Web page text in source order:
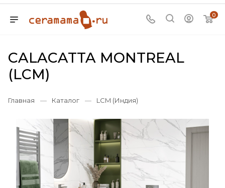
0
CALACATTA MONTREAL
(LCM)
Главная — Каталог — LCM (Индия)